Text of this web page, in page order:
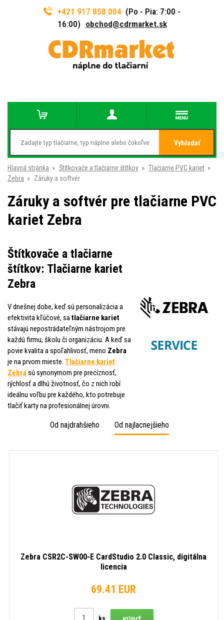
+421 917 858 004 (Po - Pia: 7:00 -
16:00) obchod@cdrmarket.sk
Vyhladať
Hlavná stránka » Štítkovače a tlačiarne štítkov » Tlačiarne PVC kariet »
Zebra » Záruky a softvér
Záruky a softvér pre tlačiarne PVC
kariet Zebra
Štítkovače a tlačiarne
štítkov: Tlačiarne kariet
Zebra
V dnešnej dobe, keď sú personalizácia a
efektivita kľúčové, satlačiarne kariet
stávajú nepostrádateľným nástrojom pre
každú firmu, školu či organizáciu. A keď sa
povie kvalita a spoľahlivosť, meno Zebra
je na prvom mieste. Tlačiarne kariet
Zebrasú synonymom pre precíznosť,
rýchlosť a dlhú životnosť, čo z nich robí
ideálnu voľbu pre každého, kto potrebuje
tlačiť karty na profesionálnej úrovni.
Od najdrahšieho Od najlacnejšieho
Zebra CSR2C-SW00-E CardStudio 2.0 Classic, digitálna
licencia
69.41 EUR
ks